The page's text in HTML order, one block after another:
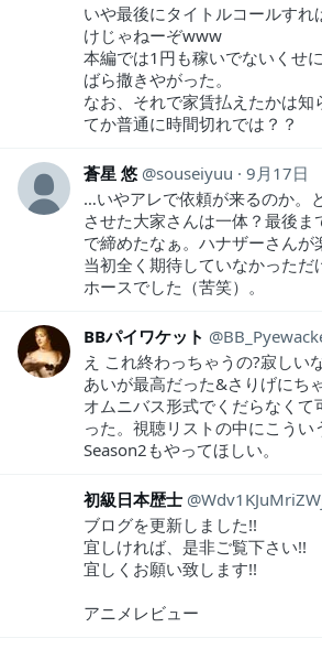
いや最後にタイトルコールすれ
けじゃねーぞwww
本編では1円も稼いでないくせ
ばら撒きやがった。
なお、それで家賃払えたかは知
てか普通に時間切れでは？？
蒼星 悠 souseiyuu
9月17日
…いやアレで依頼が来るのか。
させた大家さんは一体？最後ま
で締めたなぁ。ハナザーさんが
当初全く期待していなかっただ
ホースでした（苦笑）。
BBパイワケット
え これ終わっちゃうの?寂しい
あいが最高だった&さりげにち
オムニバス形式でくだらなくて
った。視聴リストの中にこうい
Season2もやってほしい。
初級日本歴士
ブログを更新しました!!
宜しければ、是非ご覧下さい!!
宜しくお願い致します!!
アニメレビュー